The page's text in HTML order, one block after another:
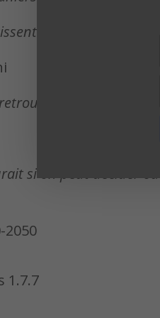
pas de
le lien de mon
si on peut décider
2050
1.7.7